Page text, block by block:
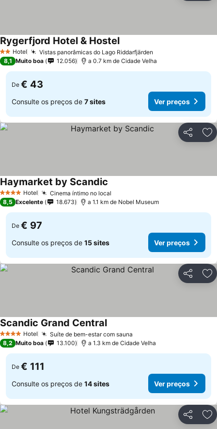
2 Estrelas
Hotel Vistas panorâmicas do Lago Riddarfjärden
Rygerfjord Hotel & Hostel
8,1 Muito boa 12.056 a 0.7 km de Cidade Velha
De € 43
Consulte os preços de 7 sites Ver preços
Partilhar
4 EstrelasHotel Cinema íntimo no local
Haymarket by Scandic
8,5 Excelente 18.673 a 1.1 km de Nobel Museum
De € 97
Consulte os preços de 15 sites Ver preços
Partilhar
4 EstrelasHotel Suíte de bem-estar com sauna
Scandic Grand Central
8,2 Muito boa 13.100 a 1.3 km de Cidade Velha
De € 111
Consulte os preços de 14 sites Ver preços
Partilhar